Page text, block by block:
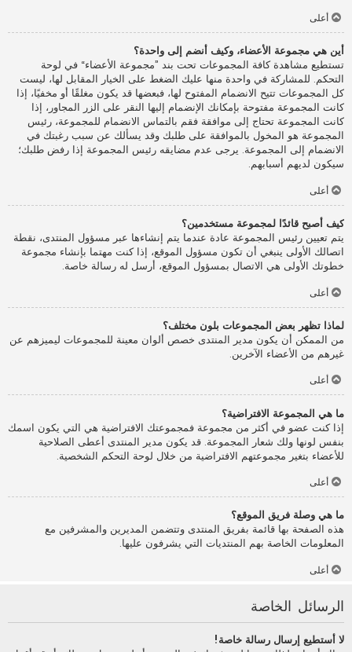
أعلى
أين هي مجموعة الأعضاء، وكيف أنضم إلى واحدة؟
تستطيع مشاهدة كافة المجموعات تحت بند ”مجموعة الأعضاء“ في لوحة
التحكم. للمشاركة في واحدة منها عليك الضغط على الخيار المقابل لها، ليست
كل المجموعات تتيح الانضمام المفتوح لها، فبعضها قد يكون مغلقًا أو مخفيًا، إذا
كانت المجموعة مفتوحة بإمكانك الإنضمام إليها النقر على الزر المجاور، إذا
كانت المجموعة تحتاج إلى موافقة فقم بالتماس الانضمام للمجموعة، رئيس
المجموعة هو المخول بالموافقة على طلبك وقد يسألك عن سبب رغبتك في
الانضمام إلى المجموعة. يرجى عدم مضايقه رئيس المجموعة إذا رفض طلبك؛
سيكون لديهم أسبابهم.
أعلى
كيف أصبح قائدًا لمجموعة مستخدمين؟
يتم تعيين رئيس المجموعة عادة عندما يتم إنشاءها عبر مسؤول المنتدى، نقطة
اتصالك الأولى ينبغي أن تكون مسؤول الموقع، إذا كنت مهتما بإنشاء مجموعة
خطوتك الأولى هي الاتصال بمسؤول الموقع، أرسل له رسالة خاصة.
أعلى
لماذا تظهر بعض المجموعات بلون مختلف؟
من الممكن أن يكون مدير المنتدى خصص ألوان معينة للمجموعات ليميزهم عن
غيرهم من الأعضاء الآخرين.
أعلى
ما هي المجموعة الافتراضية؟
إذا كنت عضو في أكثر من مجموعة فمجموعتك الافتراضية هي التي يكون اسمك
بنفس لونها ولك شعار المجموعة. قد يكون مدير المنتدى أعطى الصلاحية
للأعضاء بتغير مجموعتهم الافتراضية من خلال لوحة التحكم الشخصية.
أعلى
ما هي وصلة فريق الموقع؟
هذه الصفحة بها قائمة بفريق المنتدى وتتضمن المديرين والمشرفين مع
المعلومات الخاصة بهم المنتديات التي يشرفون عليها.
أعلى
الرسائل الخاصة
لا أستطيع إرسال رسالة خاصة!